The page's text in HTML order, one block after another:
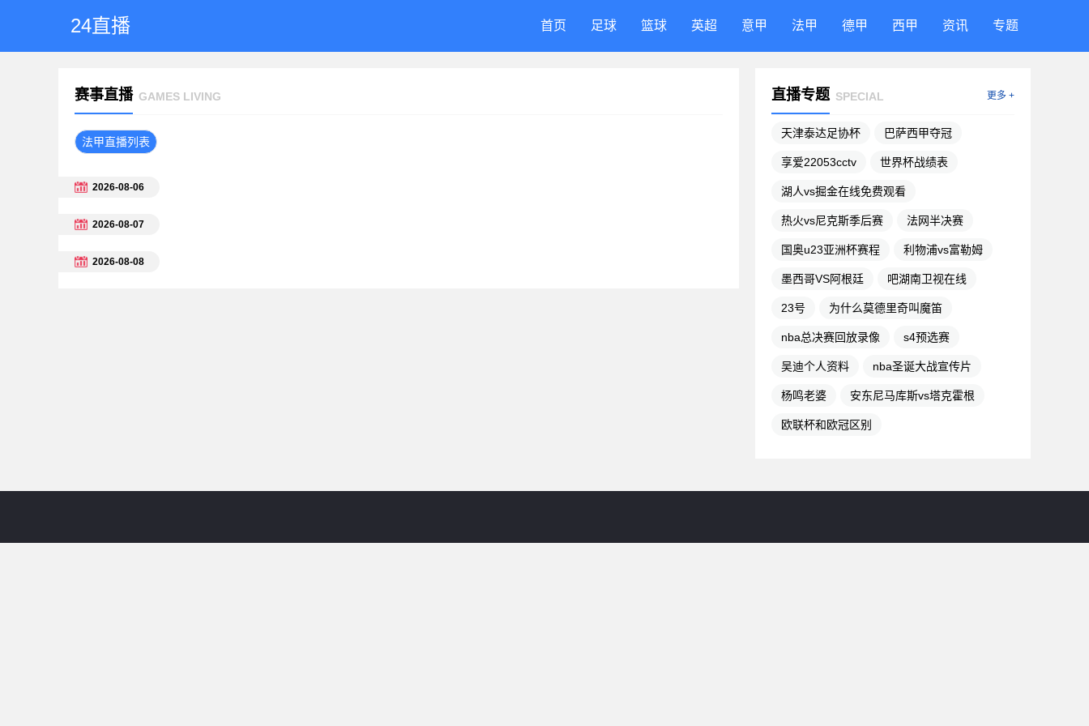
24直播 首页 足球 篮球 英超 意甲 法甲 德甲 西甲 资讯 专题
赛事直播 GAMES LIVING
法甲直播列表
2026-08-06
2026-08-07
2026-08-08
直播专题 SPECIAL 更多 +
天津泰达足协杯 巴萨西甲夺冠
享爱22053cctv 世界杯战绩表
湖人vs掘金在线免费观看
热火vs尼克斯季后赛 法网半决赛
国奥u23亚洲杯赛程 利物浦vs富勒姆
墨西哥VS阿根廷 吧湖南卫视在线
23号 为什么莫德里奇叫魔笛
nba总决赛回放录像 s4预选赛
吴迪个人资料 nba圣诞大战宣传片
杨鸣老婆 安东尼马库斯vs塔克霍根
欧联杯和欧冠区别